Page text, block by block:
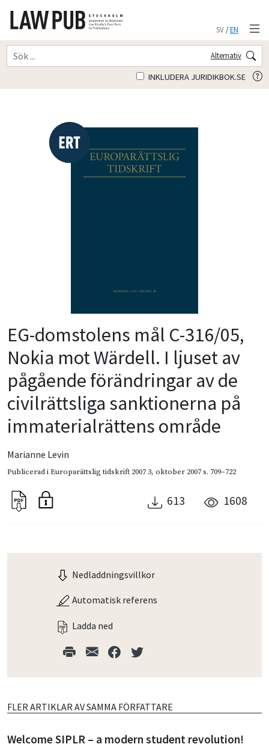
SV/EN
Alternativ
INKLUDERA JURIDIKBOK.SE
EG-domstolens mål C-316/05,
Nokia mot Wärdell. I ljuset av
pågående förändringar av de
civilrättsliga sanktionerna på
immaterialrättens område
Marianne Levin
Publicerad iEuroparättslig tidskrift 2007 3, oktober 2007s. 709–722
613 1608
Nedladdningsvillkor
Automatisk referens
Ladda ned
FLER ARTIKLAR AV SAMMA FÖRFATTARE
Welcome SIPLR – a modern student revolution!